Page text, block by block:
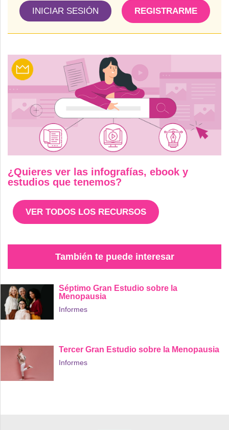
INICIAR SESIÓN REGISTRARME
¿Quieres ver las infografías, ebook y
estudios que tenemos?
VER TODOS LOS RECURSOS
También te puede interesar
Séptimo Gran Estudio sobre la
Menopausia
Informes
Tercer Gran Estudio sobre la Menopausia
Informes